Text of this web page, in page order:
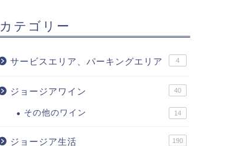
カテゴリー
サービスエリア、パーキングエリア 4
ジョージアワイン 40
その他のワイン 14
ジョージア生活 190